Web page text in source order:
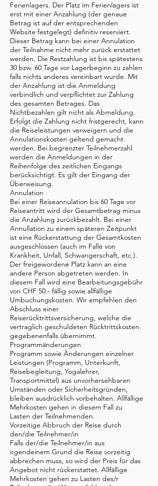
Ferienlagers. Der Platz im Ferienlagers ist
erst mit einer Anzahlung (der genaue
Betrag ist auf der entsprechenden
Website festgelegt) definitiv reserviert.
Dieser Betrag kann bei einer Annulation
der Teilnahme nicht mehr zurück erstattet
werden. Die Restzahlung ist bis spätestens
30 bzw. 60 Tage vor Lagerbeginn zu zahlen
falls nichts anderes vereinbart wurde. Mit
der Anzahlung ist die Anmeldung
verbindlich und verpflichtet zur Zahlung
des gesamten Betrages. Das
Nichtbezahlen gilt nicht als Abmeldung.
Erfolgt die Zahlung nicht fristgerecht, kann
die Reiseleistungen verweigern und die
Annulationskosten geltend gemacht
werden. Bei begrenzter Teilnehmerzahl
werden die Anmeldungen in der
Reihenfolge des zeitlichen Eingangs
berücksichtigt. Es gilt der Eingang der
Überweisung.
Annulation
Bei einer Reiseannulation bis 60 Tage vor
Reiseantritt wird der Gesamtbetrag minus
die Anzahlung zurückbezahlt. Bei einer
Annullation zu einem späteren Zeitpunkt
ist eine Rückerstattung der Gesamtkosten
ausgeschlossen (auch im Falle von
Krankheit, Unfall, Schwangerschaft, etc.).
Der freigewordene Platz kann an eine
andere Person abgetreten werden. In
diesem Fall wird eine Bearbeitungsgebühr
von CHF 50.- fällig sowie allfällige
Umbuchungskosten. Wir empfehlen den
Abschluss einer
Reiserücktrittsversicherung, welche die
vertraglich geschuldeten Rücktrittskosten
gegebenenfalls übernimmt.
Programmänderungen
Programm sowie Änderungen einzelner
Leistungen (Programm, Unterkunft,
Reisebegleitung, Yogalehrer,
Transportmittel) aus unvorhersehbaren
Umständen oder Sicherheitsgründen,
bleiben ausdrücklich vorbehalten. Allfällige
Mehrkosten gehen in diesem Fall zu
Lasten der Teilnehmenden.
Vorzeitige Abbruch der Reise durch
den/die Teilnehmer/in
Falls der/die Teilnehmer/in aus
irgendeinem Grund die Reise vorzeitig
abbrechen muss, so wird der Preis für das
Angebot nicht rückerstattet. Allfällige
Mehrkosten gehen zu Lasten des/r